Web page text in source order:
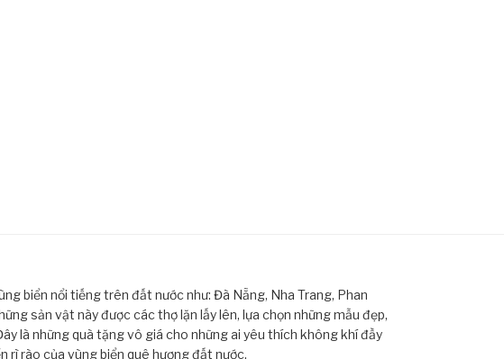
biển nổi tiếng trên đất nước như: Đà Nẵng, Nha Trang, Phan
sản vật này được các thợ lặn lấy lên, lựa chọn những mẫu đẹp,
là những quà tặng vô giá cho những ai yêu thích không khí đầy
rì rào của vùng biển quê hương đất nước.